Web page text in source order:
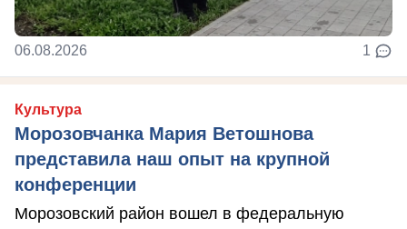
06.08.2026 1
Культура
Морозовчанка Мария Ветошнова
представила наш опыт на крупной
конференции
Морозовский район вошел в федеральную